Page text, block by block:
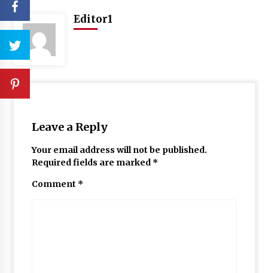
Editor1
Leave a Reply
Your email address will not be published.
Required fields are marked *
Comment *